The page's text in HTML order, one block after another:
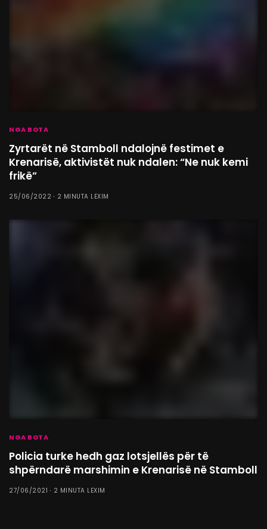
NGA BOTA
Zyrtarët në Stamboll ndalojnë festimet e
Krenarisë, aktivistët nuk ndalen: “Ne nuk kemi
frikë”
25/06/2022 2 MINUTA LEXIM
NGA BOTA
Policia turke hedh gaz lotsjellës për të
shpërndarë marshimin e Krenarisë në Stamboll
27/06/2021 2 MINUTA LEXIM